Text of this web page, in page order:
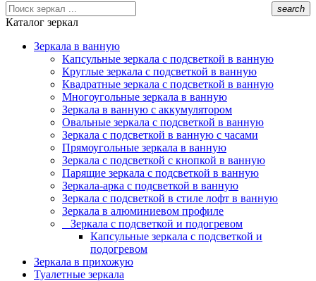
Тамбов
Тула
Чебоксары
Ярославль
search
Каталог зеркал
Зеркала в ванную
Капсульные зеркала с подсветкой в ванную
Круглые зеркала с подсветкой в ванную
Квадратные зеркала с подсветкой в ванную
Многоугольные зеркала в ванную
Зеркала в ванную с аккумулятором
Овальные зеркала с подсветкой в ванную
Зеркала с подсветкой в ванную с часами
Прямоугольные зеркала в ванную
Зеркала с подсветкой с кнопкой в ванную
Парящие зеркала с подсветкой в ванную
Зеркала-арка с подсветкой в ванную
Зеркала с подсветкой в стиле лофт в ванную
Зеркала в алюминиевом профиле
Зеркала с подсветкой и подогревом
Капсульные зеркала с подсветкой и
подогревом
Зеркала в прихожую
Туалетные зеркала